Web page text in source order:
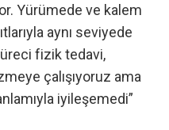
Yürümede ve kalem
aynı seviyede
fizik tedavi,
çalışıyoruz ama
iyileşemedi”